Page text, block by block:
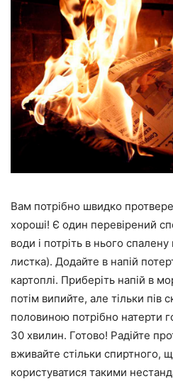
Вам потрібно швидко
хороші! Є один перевірений
води і потріть в нього
листка). Додайте в напій
картоплі. Приберіть напій в
потім випийте, але тільки пів
половиною потрібно натерти
30 хвилин. Готово! Радійте
вживайте стільки спиртного,
користуватися такими